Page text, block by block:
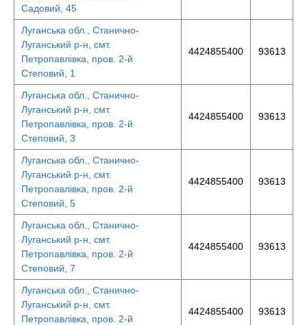
Садовий, 45
Луганська обл., Станично-
Луганський р-н, смт.
Петропавлівка, пров. 2-й
Степовий, 1
4424855400 93613
Луганська обл., Станично-
Луганський р-н, смт.
Петропавлівка, пров. 2-й
Степовий, 3
4424855400 93613
Луганська обл., Станично-
Луганський р-н, смт.
Петропавлівка, пров. 2-й
Степовий, 5
4424855400 93613
Луганська обл., Станично-
Луганський р-н, смт.
Петропавлівка, пров. 2-й
Степовий, 7
4424855400 93613
Луганська обл., Станично-
Луганський р-н, смт.
Петропавлівка, пров. 2-й
4424855400 93613